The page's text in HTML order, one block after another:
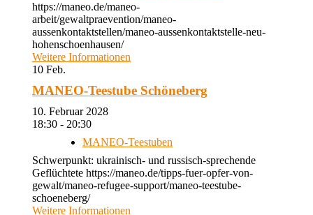
https://maneo.de/maneo-
arbeit/gewaltpraevention/maneo-
aussenkontaktstellen/maneo-aussenkontaktstelle-neu-
hohenschoenhausen/
Weitere Informationen
10 Feb.
MANEO-Teestube Schöneberg
10. Februar 2028
18:30 - 20:30
MANEO-Teestuben
Schwerpunkt: ukrainisch- und russisch-sprechende
Geflüchtete https://maneo.de/tipps-fuer-opfer-von-
gewalt/maneo-refugee-support/maneo-teestube-
schoeneberg/
Weitere Informationen